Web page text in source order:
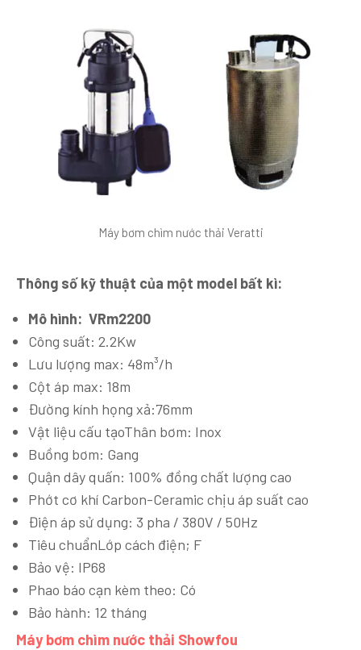
Máy bơm chìm nước thải Veratti
Thông số kỹ thuật của một model bất kì:
Mô hình: VRm2200
Công suất: 2.2Kw
Lưu lượng max: 48m³/h
Cột áp max: 18m
Đường kính họng xả:76mm
Vật liệu cấu tạoThân bơm: Inox
Buồng bơm: Gang
Quận dây quấn: 100% đồng chất lượng cao
Phớt cơ khí Carbon-Ceramic chịu áp suất cao
Điện áp sử dụng: 3 pha / 380V / 50Hz
Tiêu chuẩnLớp cách điện; F
Bảo vệ: IP68
Phao báo cạn kèm theo: Có
Bảo hành: 12 tháng
Máy bơm chìm nước thải Showfou